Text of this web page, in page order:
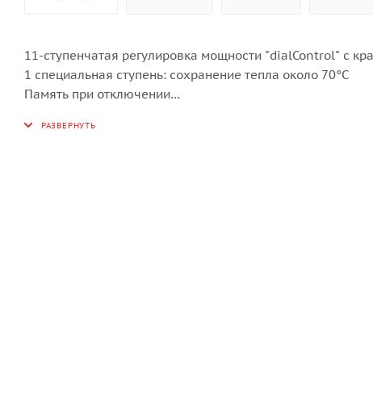
11-ступенчатая регулировка мощности "dialControl" с
1 специальная ступень: сохранение тепла около 70°C
Память при отключении
Индикация остаточного тепла